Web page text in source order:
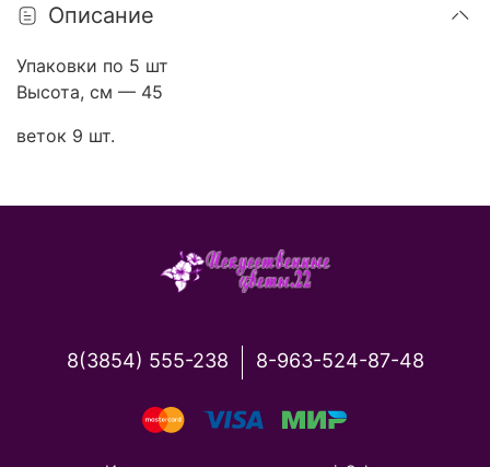
Описание
Упаковки по 5 шт
Высота, см — 45
веток 9 шт.
8(3854) 555-238 8-963-524-87-48